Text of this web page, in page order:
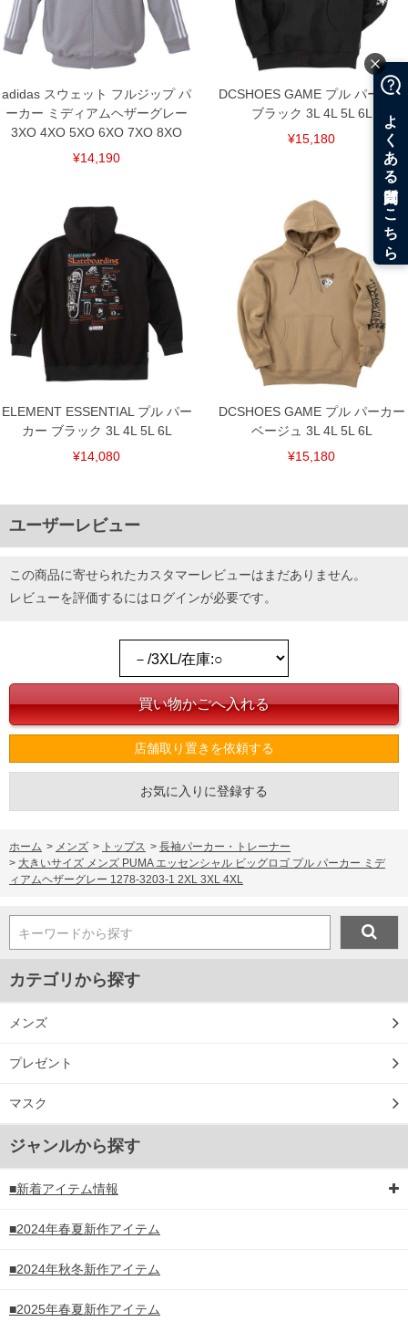
DETAIL
adidas スウェット フルジップ パ
ーカー ミディアムヘザーグレー
3XO 4XO 5XO 6XO 7XO 8XO
¥14,190
DCSHOES GAME プル パーカー
ブラック 3L 4L 5L 6L
¥15,180
ELEMENT ESSENTIAL プル パー
カー ブラック 3L 4L 5L 6L
¥14,080
DCSHOES GAME プル パーカー
ベージュ 3L 4L 5L 6L
¥15,180
ユーザーレビュー
この商品に寄せられたカスタマーレビューはまだありません。
レビューを評価するにはログインが必要です。
店舗取り置きを依頼する
お気に入りに登録する
ホーム > メンズ > トップス > 長袖パーカー・トレーナー
> 大きいサイズ メンズ PUMA エッセンシャル ビッグロゴ プル パーカー ミデ
ィアムヘザーグレー 1278-3203-1 2XL 3XL 4XL
キーワードから探す
カテゴリから探す
メンズ
プレゼント
マスク
ジャンルから探す
■新着アイテム情報
■2024年春夏新作アイテム
■2024年秋冬新作アイテム
■2025年春夏新作アイテム